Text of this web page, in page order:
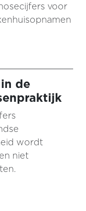
voor
de
wordt
niet